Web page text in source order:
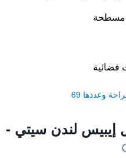
مسطحة
فضائية
وعددها 69
إيبيس لندن سيتي -